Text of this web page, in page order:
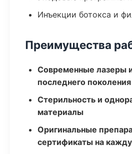
Инъекции ботокса и
Преимущества
Современные лазеры
последнего поколения
Стерильность и
материалы
Оригинальные
сертификаты на